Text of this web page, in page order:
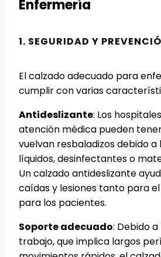
Enfermería
1. SEGURIDAD Y
El calzado adecuado para
cumplir con varias
Antideslizante: Los
atención médica pueden
vuelvan resbaladizos debido
líquidos, desinfectantes o
Un calzado antideslizante
caídas y lesiones tanto para
para los pacientes.
Soporte adecuado: Debido
trabajo, que implica largos